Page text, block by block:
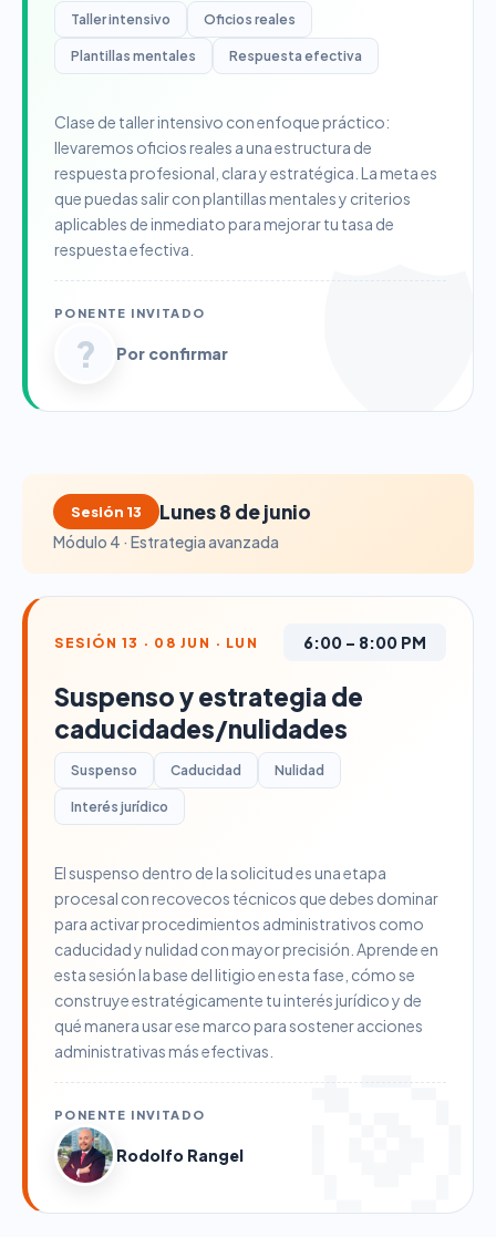
Taller intensivo Oficios reales
Plantillas mentales Respuesta efectiva
Clase de taller intensivo con enfoque práctico:
llevaremos oficios reales a una estructura de
respuesta profesional, clara y estratégica. La meta es
que puedas salir con plantillas mentales y criterios
aplicables de inmediato para mejorar tu tasa de
respuesta efectiva.
PONENTE INVITADO
? Por confirmar
Sesión 13 Lunes 8 de junio
Módulo 4 · Estrategia avanzada
SESIÓN 13 · 08 JUN · LUN 6:00 – 8:00 PM
Suspenso y estrategia de
caducidades/nulidades
Suspenso Caducidad Nulidad
Interés jurídico
El suspenso dentro de la solicitud es una etapa
procesal con recovecos técnicos que debes dominar
para activar procedimientos administrativos como
caducidad y nulidad con mayor precisión. Aprende en
esta sesión la base del litigio en esta fase, cómo se
construye estratégicamente tu interés jurídico y de
qué manera usar ese marco para sostener acciones
administrativas más efectivas.
PONENTE INVITADO
Rodolfo Rangel